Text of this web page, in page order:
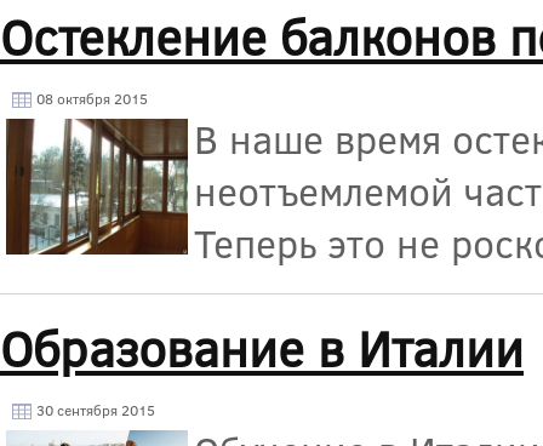
Остекление балконов
08 октября 2015
В наше время
неотъемлемой
Теперь это не
Образование в Италии
30 сентября 2015